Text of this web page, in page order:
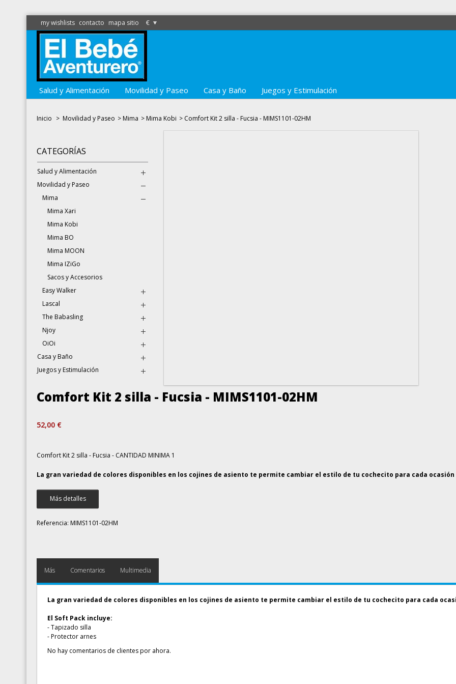
my wishlists contacto mapa sitio €
Salud y Alimentación Movilidad y Paseo Casa y Baño Juegos y Estimulación
Inicio > Movilidad y Paseo > Mima > Mima Kobi > Comfort Kit 2 silla - Fucsia - MIMS1101-02HM
CATEGORÍAS
Salud y Alimentación
Movilidad y Paseo
Mima
Mima Xari
Mima Kobi
Mima BO
Mima MOON
Mima IZiGo
Sacos y Accesorios
Easy Walker
Lascal
The Babasling
Njoy
OiOi
Casa y Baño
Juegos y Estimulación
Comfort Kit 2 silla - Fucsia - MIMS1101-02HM
52,00 €
Comfort Kit 2 silla - Fucsia - CANTIDAD MINIMA 1
La gran variedad de colores disponibles en los cojines de asiento te permite cambiar el estilo de tu cochecito para cada ocasión
Más detalles
Referencia: MIMS1101-02HM
Más Comentarios Multimedia
La gran variedad de colores disponibles en los cojines de asiento te permite cambiar el estilo de tu cochecito para cada
El Soft Pack incluye:
- Tapizado silla
- Protector arnes
No hay comentarios de clientes por ahora.